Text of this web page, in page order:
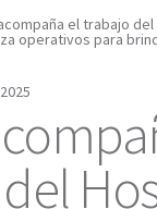
el trabajo
operativos para